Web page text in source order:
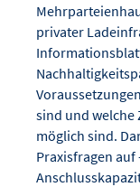
privater
sind und welche
möglich sind.
Praxisfragen auf